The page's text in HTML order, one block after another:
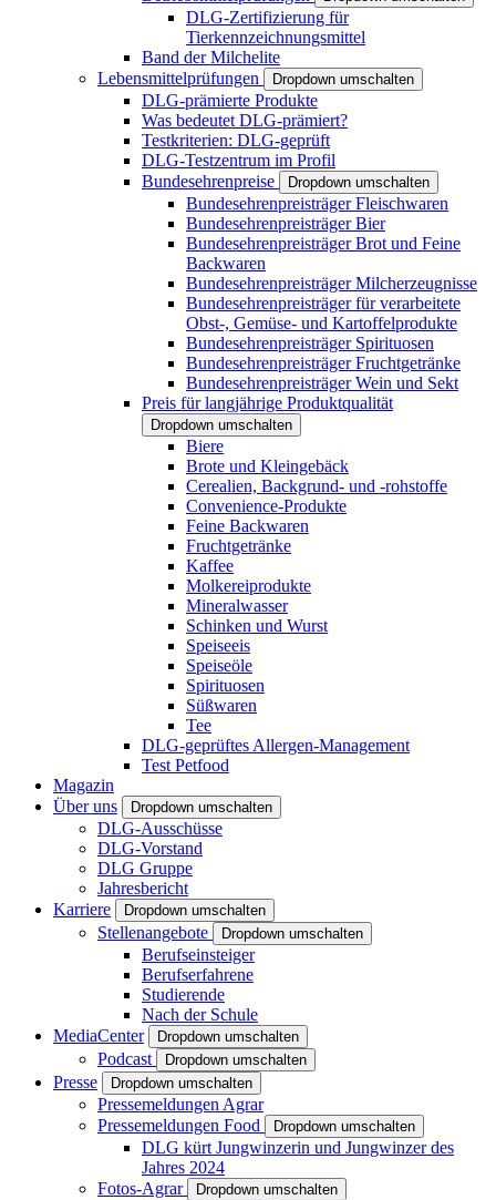
DLG-Zertifizierung für
Tierkennzeichnungsmittel
Band der Milchelite
Lebensmittelprüfungen
Dropdown umschalten
DLG-prämierte Produkte
Was bedeutet DLG-prämiert?
Testkriterien: DLG-geprüft
DLG-Testzentrum im Profil
Bundesehrenpreise
Dropdown umschalten
Bundesehrenpreisträger Fleischwaren
Bundesehrenpreisträger Bier
Bundesehrenpreisträger Brot und Feine
Backwaren
Bundesehrenpreisträger Milcherzeugnisse
Bundesehrenpreisträger für verarbeitete
Obst-, Gemüse- und Kartoffelprodukte
Bundesehrenpreisträger Spirituosen
Bundesehrenpreisträger Fruchtgetränke
Bundesehrenpreisträger Wein und Sekt
Preis für langjährige Produktqualität
Dropdown umschalten
Biere
Brote und Kleingebäck
Cerealien, Backgrund- und -rohstoffe
Convenience-Produkte
Feine Backwaren
Fruchtgetränke
Kaffee
Molkereiprodukte
Mineralwasser
Schinken und Wurst
Speiseeis
Speiseöle
Spirituosen
Süßwaren
Tee
DLG-geprüftes Allergen-Management
Test Petfood
Magazin
Über uns
Dropdown umschalten
DLG-Ausschüsse
DLG-Vorstand
DLG Gruppe
Jahresbericht
Karriere
Dropdown umschalten
Stellenangebote Dropdown umschalten
Berufseinsteiger
Berufserfahrene
Studierende
Nach der Schule
MediaCenter
Dropdown umschalten
Podcast Dropdown umschalten
Presse Dropdown umschalten
Pressemeldungen Agrar
Pressemeldungen Food
Dropdown umschalten
DLG kürt Jungwinzerin und Jungwinzer des
Jahres 2024
Fotos-Agrar
Dropdown umschalten